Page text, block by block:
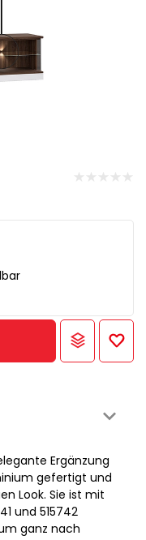
Ergänzung
gefertigt und
Look. Sie ist mit
und 515742
ganz nach